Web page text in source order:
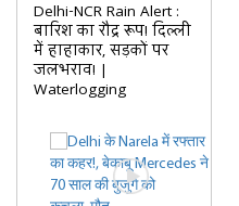
Delhi-NCR Rain Alert :
बारिश का रौद्र रूप! दिल्ली
में हाहाकार, सड़कों पर
जलभराव! |
Waterlogging